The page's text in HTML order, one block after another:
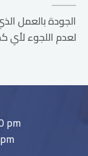
الجودة بالعمل
لعدم اللجوء لأي
pm